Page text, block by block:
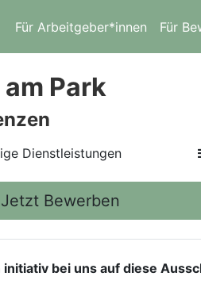
Für Arbeitgeber*innen Für
Park
Dienstleistungen
Jetzt Bewerben
initiativ bei uns auf diese